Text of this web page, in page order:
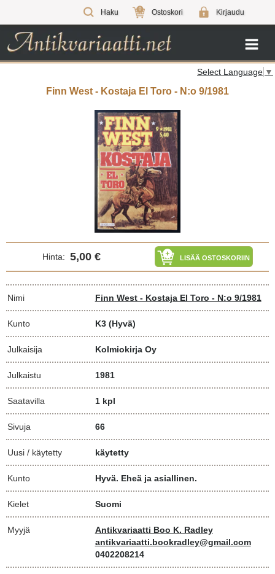
Haku 0 Ostoskori Kirjaudu
Select Language ▼
Finn West - Kostaja El Toro - N:o 9/1981
Hinta: 5,00 € LISÄÄ OSTOSKORIIN
Nimi Finn West - Kostaja El Toro - N:o 9/1981
Kunto K3 (Hyvä)
Julkaisija Kolmiokirja Oy
Julkaistu 1981
Saatavilla 1 kpl
Sivuja 66
Uusi / käytetty käytetty
Kunto Hyvä. Eheä ja asiallinen.
Kielet Suomi
Myyjä
Antikvariaatti Boo K. Radley
antikvariaatti.bookradley@gmail.com
0402208214